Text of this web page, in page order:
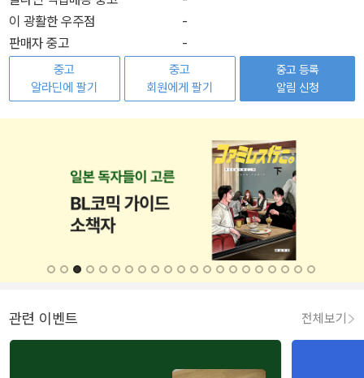
이 광활한 우주점
-
판매자 중고
-
중고
알라딘에 팔기
중고
회원에게 팔기
중고 등록
알림 신청
관련 이벤트 전체보기